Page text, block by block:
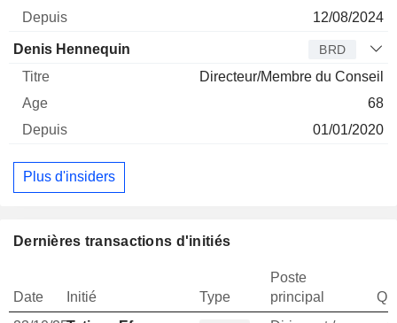
12/08/2024
Denis Hennequin BRD
Directeur/Membre du Conseil
68
01/01/2020
Plus d'insiders
Dernières transactions d'initiés
Date Initié Type
Poste
principal